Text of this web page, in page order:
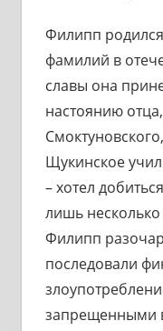
Филипп
фамилий в
славы она
настоянию
Щукинское
– хотел
лишь
Филипп
последовали
запрещенными